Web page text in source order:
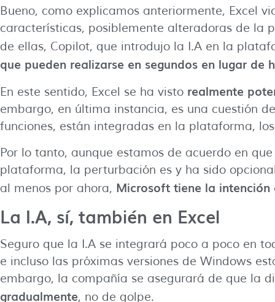
Bueno, como explicamos anteriormente, Excel
características, posiblemente alteradoras de la
de ellas, Copilot, que introdujo la I.A en la
que pueden realizarse en segundos en lugar de
En este sentido, Excel se ha visto realmente
embargo, en última instancia, es una cuestión
funciones, están integradas en la plataforma,
Por lo tanto, aunque estamos de acuerdo en
plataforma, la perturbación es y ha sido
al menos por ahora, Microsoft tiene la intención
La I.A, sí, también en Excel
Seguro que la I.A se integrará poco a poco en
e incluso las próximas versiones de Windows
embargo, la compañía se asegurará de que la
gradualmente, no de golpe.